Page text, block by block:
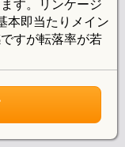
す。リンケージ
本即当たりメイン
すが転落率が若